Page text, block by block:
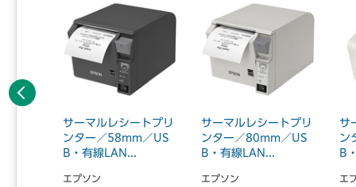
サーマルレシートプリ
ンター／58mm／US
B・有線LAN...
エプソン
サーマルレシートプリ
ンター／80mm／US
B・有線LAN...
エプソン
サ
ン
B
エ
前へ